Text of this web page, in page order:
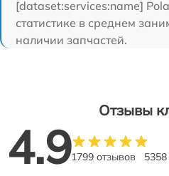
[dataset:services:name]
статистике в среднем
наличии запчастей.
Отзывы
4.91799 отзывов